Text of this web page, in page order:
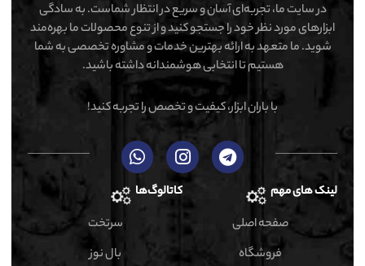
در سایت ما، تجربه‌ای آسان و سریع در انتظار شماست. به سادگی
ابزارهای مورد نظر خود را جستجو کنید و از تنوع محصولات ما بهره‌مند
شوید. ما متعهد به ارائه بهترین خدمات و مشاوره تخصصی به شما
هستیم تا انتخابی هوشمندانه داشته باشید.
با باران ابزار، کیفیت و تخصص را تجربه کنید!
لینک های مهم
صفحه اصلی
فروشگاه
کاتالوگ‌ها
سرتخت
بال نوز